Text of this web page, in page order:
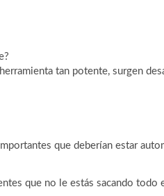
tan potente, surgen
que deberían estar
que no le estás sacando